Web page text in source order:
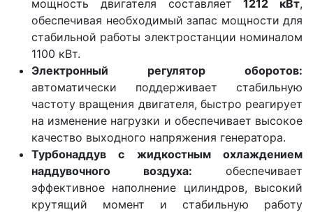
мощность двигателя составляет1212 кВт,
обеспечивая необходимый запас мощности для
стабильной работы электростанции номиналом
1100 кВт.
Электронный регулятор оборотов:
автоматически поддерживает стабильную
частоту вращения двигателя, быстро реагирует
на изменение нагрузки и обеспечивает высокое
качество выходного напряжения генератора.
Турбонаддув с жидкостным охлаждением
наддувочного воздуха: обеспечивает
эффективное наполнение цилиндров, высокий
крутящий момент и стабильную работу